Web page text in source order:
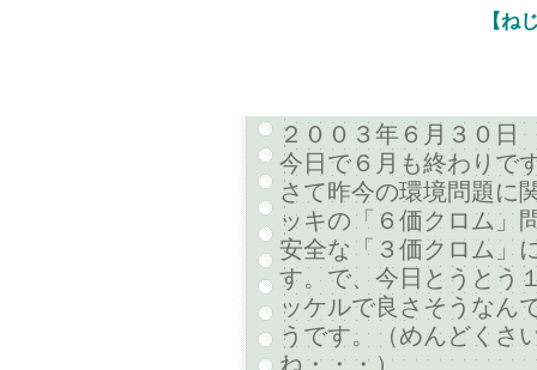
【ね
２００３年６月３０日
今日で６月も終わりで
さて昨今の環境問題に
ッキの「６価クロム」
安全な「３価クロム」
す。で、今日とうとう
ッケルで良さそうなん
うです。（めんどくさ
ね・・・）